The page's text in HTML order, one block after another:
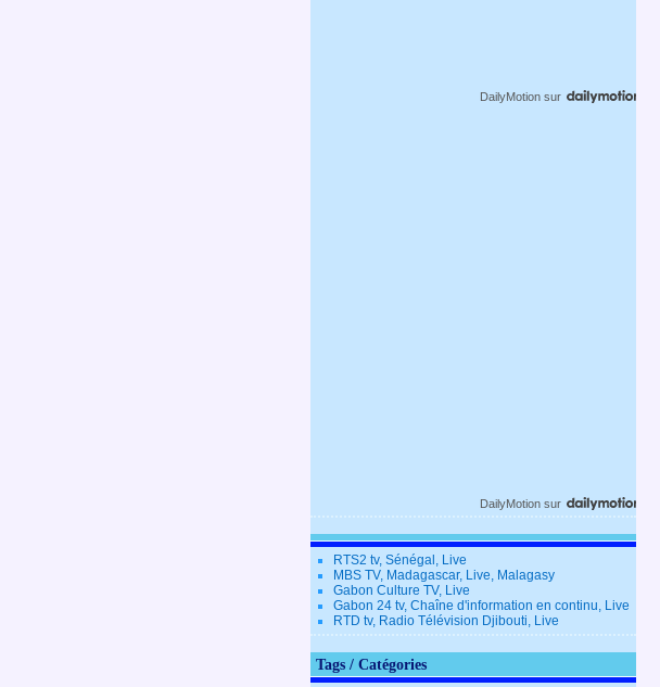
DailyMotion sur
DailyMotion sur
RTS2 tv, Sénégal, Live
MBS TV, Madagascar, Live, Malagasy
Gabon Culture TV, Live
Gabon 24 tv, Chaîne d'information en continu, Live
RTD tv, Radio Télévision Djibouti, Live
Tags / Catégories